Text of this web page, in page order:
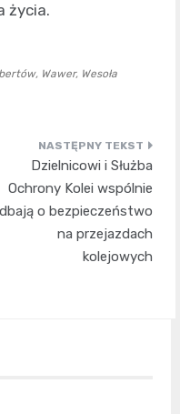
życia.
Wawer, Wesoła
Dzielnicowi i Służba
Ochrony Kolei wspólnie
dbają o bezpieczeństwo
na przejazdach
kolejowych